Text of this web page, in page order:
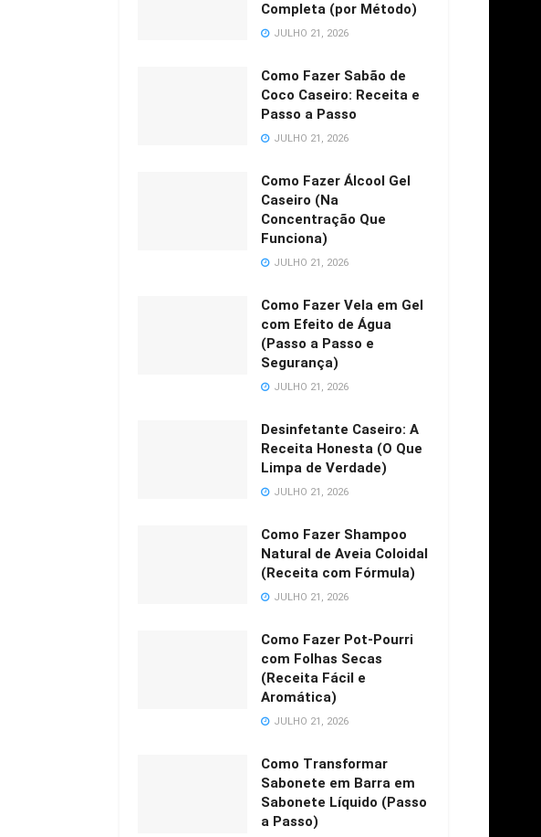
Completa (por Método)
JULHO 21, 2026
Como Fazer Sabão de
Coco Caseiro: Receita e
Passo a Passo
JULHO 21, 2026
Como Fazer Álcool Gel
Caseiro (Na
Concentração Que
Funciona)
JULHO 21, 2026
Como Fazer Vela em Gel
com Efeito de Água
(Passo a Passo e
Segurança)
JULHO 21, 2026
Desinfetante Caseiro: A
Receita Honesta (O Que
Limpa de Verdade)
JULHO 21, 2026
Como Fazer Shampoo
Natural de Aveia Coloidal
(Receita com Fórmula)
JULHO 21, 2026
Como Fazer Pot-Pourri
com Folhas Secas
(Receita Fácil e
Aromática)
JULHO 21, 2026
Como Transformar
Sabonete em Barra em
Sabonete Líquido (Passo
a Passo)